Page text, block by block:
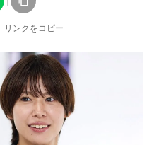
リンクをコピー